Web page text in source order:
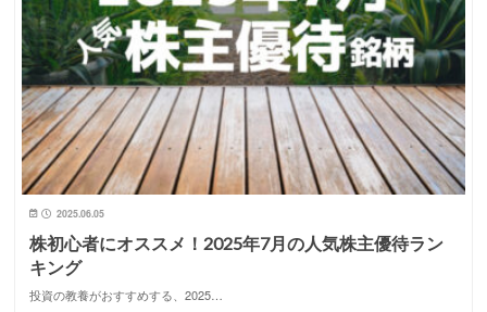
2025.06.05
株初心者にオススメ！2025年7月の人気株主優待ラン
キング
投資の教養がおすすめする、2025…